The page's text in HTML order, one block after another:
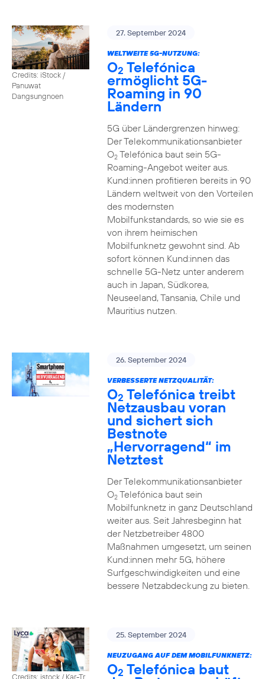
Credits: iStock /
Panuwat
Dangsungnoen
27. September 2024
WELTWEITE 5G-NUTZUNG:
O2 Telefónica
ermöglicht 5G-
Roaming in 90
Ländern
5G über Ländergrenzen hinweg:
Der Telekommunikationsanbieter
O2Telefónica baut sein 5G-
Roaming-Angebot weiter aus.
Kund:innen profitieren bereits in 90
Ländern weltweit von den Vorteilen
des modernsten
Mobilfunkstandards, so wie sie es
von ihrem heimischen
Mobilfunknetz gewohnt sind. Ab
sofort können Kund:innen das
schnelle 5G-Netz unter anderem
auch in Japan, Südkorea,
Neuseeland, Tansania, Chile und
Mauritius nutzen.
26. September 2024
VERBESSERTE NETZQUALITÄT:
O2 Telefónica treibt
Netzausbau voran
und sichert sich
Bestnote
„Hervorragend“ im
Netztest
Der Telekommunikationsanbieter
O2Telefónica baut sein
Mobilfunknetz in ganz Deutschland
weiter aus. Seit Jahresbeginn hat
der Netzbetreiber 4800
Maßnahmen umgesetzt, um seinen
Kund:innen mehr 5G, höhere
Surfgeschwindigkeiten und eine
bessere Netzabdeckung zu bieten.
Credits: istock / Kar-Tr
25. September 2024
NEUZUGANG AUF DEM MOBILFUNKNETZ:
O2 Telefónica baut